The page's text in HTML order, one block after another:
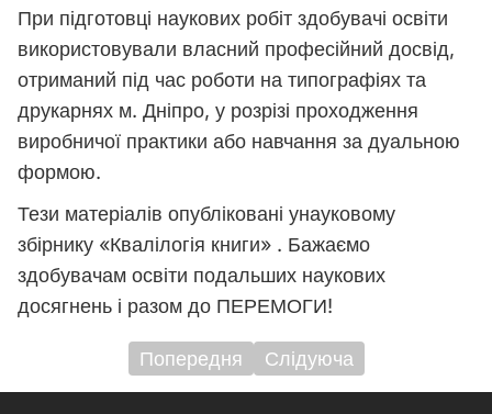
При підготовці наукових робіт здобувачі освіти
використовували власний професійний досвід,
отриманий під час роботи на типографіях та
друкарнях м. Дніпро, у розрізі проходження
виробничої практики або навчання за дуальною
формою.
Тези матеріалів опубліковані унауковому
збірнику «Квалілогія книги» . Бажаємо
здобувачам освіти подальших наукових
досягнень і разом до ПЕРЕМОГИ!
Навігація
Попередня Слідуюча